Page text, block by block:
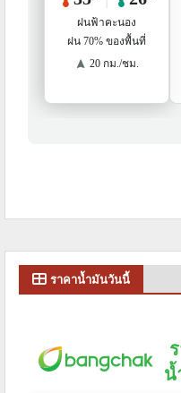
ราคาน้ำมันวันนี้